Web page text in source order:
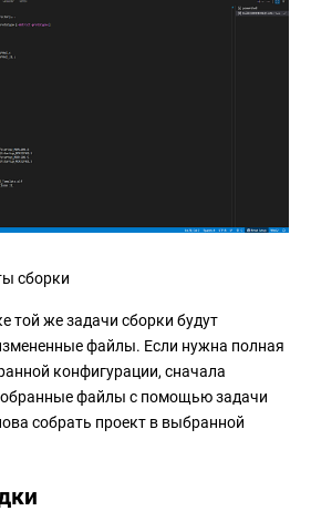
сборки
той же задачи сборки будут
файлы. Если нужна полная
конфигурации, сначала
файлы с помощью задачи
собрать проект в выбранной